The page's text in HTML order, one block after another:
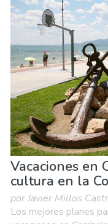
Naturaleza & aire
Vacaciones en
cultura en la
por Javier Millos
Los mejores planes